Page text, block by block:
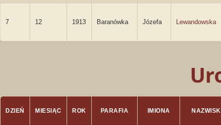
7 12 1913 Baranówka Józefa Lewandowska
DZIEŃ MIESIĄC ROK PARAFIA IMIONA